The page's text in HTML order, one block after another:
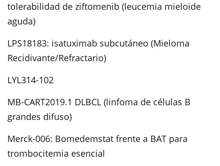
tolerabilidad de ziftomenib (leucemia mieloide
aguda)
LPS18183: isatuximab subcutáneo (Mieloma
Recidivante/Refractario)
LYL314-102
MB-CART2019.1 DLBCL (linfoma de células B
grandes difuso)
Merck-006: Bomedemstat frente a BAT para
trombocitemia esencial